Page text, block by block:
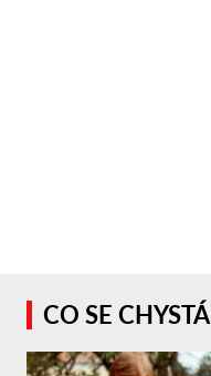
CO SE CHYSTÁ